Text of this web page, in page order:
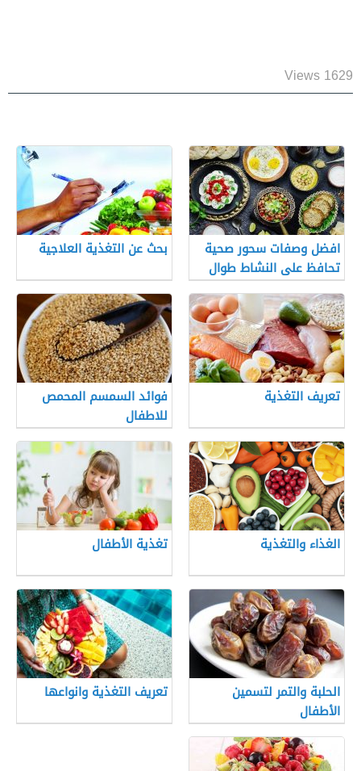
1629 Views
افضل وصفات سحور صحية
تحافظ على النشاط طوال
النهار
بحث عن التغذية العلاجية
تعريف التغذية
فوائد السمسم المحمص
للاطفال
الغذاء والتغذية تغذية الأطفال
الحلبة والتمر لتسمين
الأطفال
تعريف التغذية وانواعها